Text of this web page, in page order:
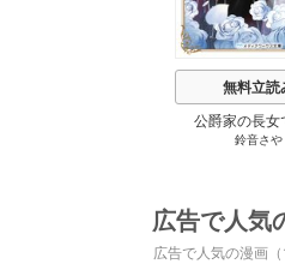
無料立読
公爵家の長女
鈴音さや
広告で人気
広告で人気の漫画